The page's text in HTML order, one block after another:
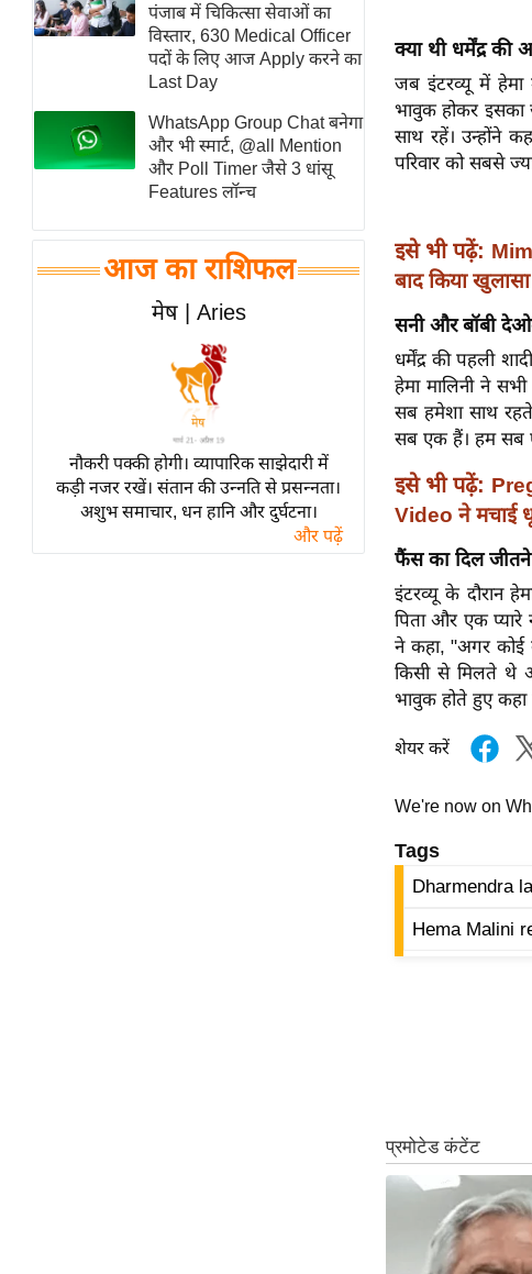
समसामयिक
मातृभूमि
एम.
आर.
आई.
समीक्षा
धर्म
ज्योतिष
त्योहार
राशिफल
विशेष
विश्लेषण
पंजाब में चिकित्सा सेवाओं का
विस्तार, 630 Medical Officer
पदों के लिए आज Apply करने का
Last Day
WhatsApp Group Chat बनेगा
और भी स्मार्ट, @all Mention
और Poll Timer जैसे 3 धांसू
Features लॉन्च
आज का राशिफल
मेष | Aries
नौकरी पक्की होगी। व्यापारिक साझेदारी में
कड़ी नजर रखें। संतान की उन्नति से प्रसन्नता।
अशुभ समाचार, धन हानि और दुर्घटना।
और पढ़ें
क्या थी धर्मेंद्र की
जब इंटरव्यू में हेमा
भावुक होकर इसका
साथ रहें। उन्होंने
परिवार को सबसे
इसे भी पढ़ें:
बाद किया खुलासा
सनी और बॉबी
धर्मेंद्र की पहली
हेमा मालिनी ने
सब हमेशा साथ
सब एक हैं। हम सब
इसे भी पढ़ें:
Video ने मचाई
फैंस का दिल जीतने
इंटरव्यू के दौरान
पिता और एक प्यारे
ने कहा, "अगर कोई
किसी से मिलते थे
भावुक होते हुए कहा
शेयर करें
We're now on
Tags
Dharmendra
Hema Malini